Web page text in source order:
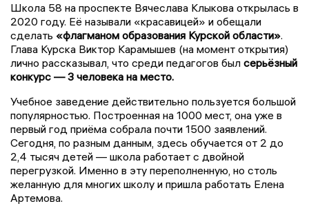
Школа 58 на проспекте Вячеслава Клыкова открылась в
2020 году. Её называли «красавицей» и обещали
сделать «флагманом образования Курской области».
Глава Курска Виктор Карамышев (на момент открытия)
лично рассказывал, что среди педагогов был серьёзный
конкурс — 3 человека на место.
Учебное заведение действительно пользуется большой
популярностью. Построенная на 1000 мест, она уже в
первый год приёма собрала почти 1500 заявлений.
Сегодня, по разным данным, здесь обучается от 2 до
2,4 тысяч детей — школа работает с двойной
перегрузкой. Именно в эту переполненную, но столь
желанную для многих школу и пришла работать Елена
Артемова.